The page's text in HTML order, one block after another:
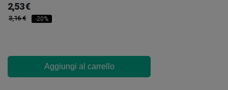
2,53 €
3,16 € -20%
Aggiungi al carrello